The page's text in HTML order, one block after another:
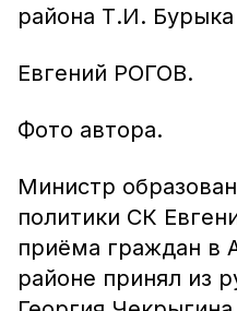
района Т.И.
Евгений РОГОВ.
Фото автора.
Министр
политики СК
приёма граждан в
районе принял из